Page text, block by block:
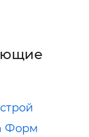
Форм